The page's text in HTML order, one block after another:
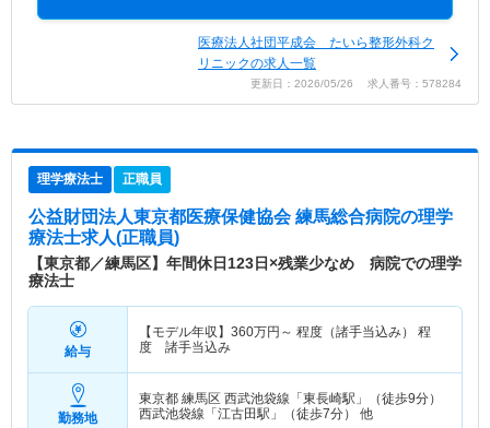
医療法人社団平成会 たいら整形外科ク
リニックの求人一覧
更新日：2026/05/26 求人番号：578284
理学療法士 正職員
公益財団法人東京都医療保健協会 練馬総合病院の理学
療法士求人(正職員)
【東京都／練馬区】年間休日123日×残業少なめ 病院での理学
療法士
給与
【モデル年収】 360万円～ 程度（諸手当込み） 程
度 諸手当込み
勤務地
東京都 練馬区 西武池袋線「東長崎駅」（徒歩9分）
西武池袋線「江古田駅」（徒歩7分） 他